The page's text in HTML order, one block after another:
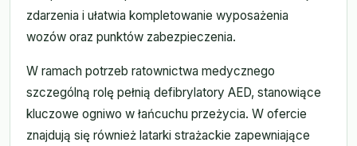
zdarzenia i ułatwia kompletowanie wyposażenia
wozów oraz punktów zabezpieczenia.
W ramach potrzeb ratownictwa medycznego
szczególną rolę pełnią defibrylatory AED, stanowiące
kluczowe ogniwo w łańcuchu przeżycia. W ofercie
znajdują się również latarki strażackie zapewniające